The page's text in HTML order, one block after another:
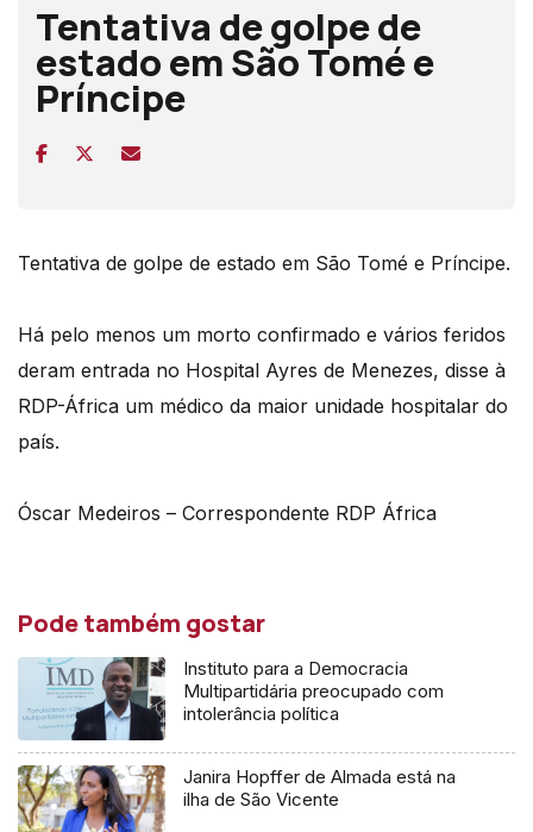
Tentativa de golpe de
estado em São Tomé e
Príncipe
Tentativa de golpe de estado em São Tomé e Príncipe.
Há pelo menos um morto confirmado e vários feridos
deram entrada no Hospital Ayres de Menezes, disse à
RDP-África um médico da maior unidade hospitalar do
país.
Óscar Medeiros – Correspondente RDP África
Pode também gostar
Instituto para a Democracia
Multipartidária preocupado com
intolerância política
Janira Hopffer de Almada está na
ilha de São Vicente